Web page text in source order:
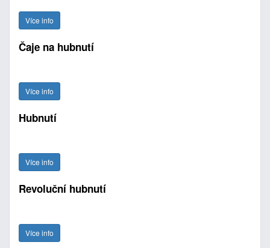
Více info
Čaje na hubnutí
Více info
Hubnutí
Více info
Revoluční hubnutí
Více info